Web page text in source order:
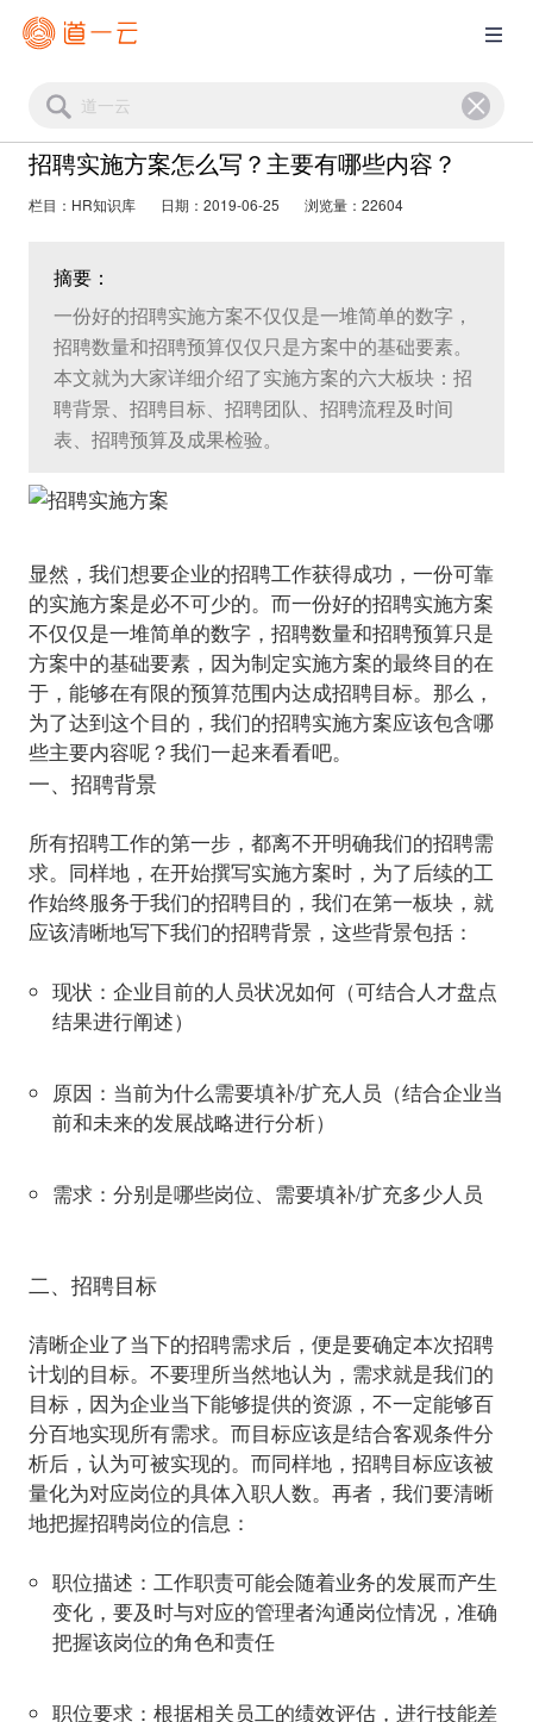
招聘实施方案怎么写？主要有哪些内容？
栏目：HR知识库 日期：2019-06-25 浏览量：22604
摘要：
一份好的招聘实施方案不仅仅是一堆简单的数字，
招聘数量和招聘预算仅仅只是方案中的基础要素。
本文就为大家详细介绍了实施方案的六大板块：招
聘背景、招聘目标、招聘团队、招聘流程及时间
表、招聘预算及成果检验。
显然，我们想要企业的招聘工作获得成功，一份可靠
的实施方案是必不可少的。而一份好的招聘实施方案
不仅仅是一堆简单的数字，招聘数量和招聘预算只是
方案中的基础要素，因为制定实施方案的最终目的在
于，能够在有限的预算范围内达成招聘目标。那么，
为了达到这个目的，我们的招聘实施方案应该包含哪
些主要内容
一、招聘背景
所有招聘工作的第一步，都离不开明确我们的招聘需
求。同样地，在开始撰写实施方案时，为了后续的工
作始终服务于我们的招聘目的，我们在第一板块，就
现状 ：企业目前的人员状况如何（可结合人才盘点
结果进行阐述）
原因 ：当前为什么需要填补/扩充人员（结合企业当
前和未来的发展战略进行分析）
需求 ：分别是哪些岗位、需要填补/扩充多少人员
二、招聘目标
清晰企业了当下的招聘需求后，便是要确定本次招聘
计划的目标。不要理所当然地认为，需求就是我们的
目标，因为企业当下能够提供的资源，不一定能够百
分百地实现所有需求。而目标应该是结合客观条件分
析后，认为可被实现的。而同样地，招聘目标应该被
量化为对应岗位的具体入职人数。再者，我们要清晰
职位描述 ：工作职责可能会随着业务的发展而产生
变化，要及时与对应的管理者沟通岗位情况，准确
把握该岗位的角色和责任
职位要求 ：根据相关员工的绩效评估，进行技能差